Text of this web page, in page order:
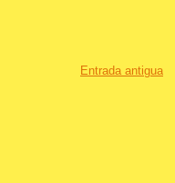
Entrada antigua